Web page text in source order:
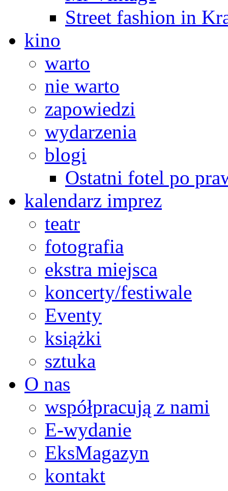
Street fashion in
kino
warto
nie warto
zapowiedzi
wydarzenia
blogi
Ostatni fotel po
kalendarz imprez
teatr
fotografia
ekstra miejsca
koncerty/festiwale
Eventy
książki
sztuka
O nas
współpracują z nami
E-wydanie
EksMagazyn
kontakt